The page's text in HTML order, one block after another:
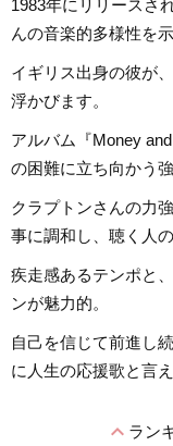
1983年にリリースさ
んの音楽的多様性を
イギリス出身の彼が
浮かびます。
アルバム『Money
の困難に立ち向かう
クラプトンさんの力
事に調和し、聴く人
疾走感あるテンポと
ンが魅力的。
自己を信じて前進し
に人生の応援歌と言
expand_lessラン